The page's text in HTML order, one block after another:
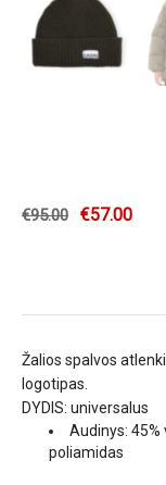
€95.00 €57.00
Žalios spalvos
logotipas.
DYDIS: universalus
Audinys: 45%
poliamidas